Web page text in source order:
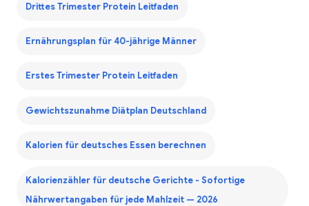
Drittes Trimester Protein Leitfaden
Ernährungsplan für 40-jährige Männer
Erstes Trimester Protein Leitfaden
Gewichtszunahme Diätplan Deutschland
Kalorien für deutsches Essen berechnen
Kalorienzähler für deutsche Gerichte - Sofortige
Nährwertangaben für jede Mahlzeit — 2026